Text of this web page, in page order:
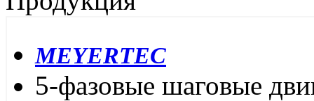
MEYERTEC
5-фазовые шаговые